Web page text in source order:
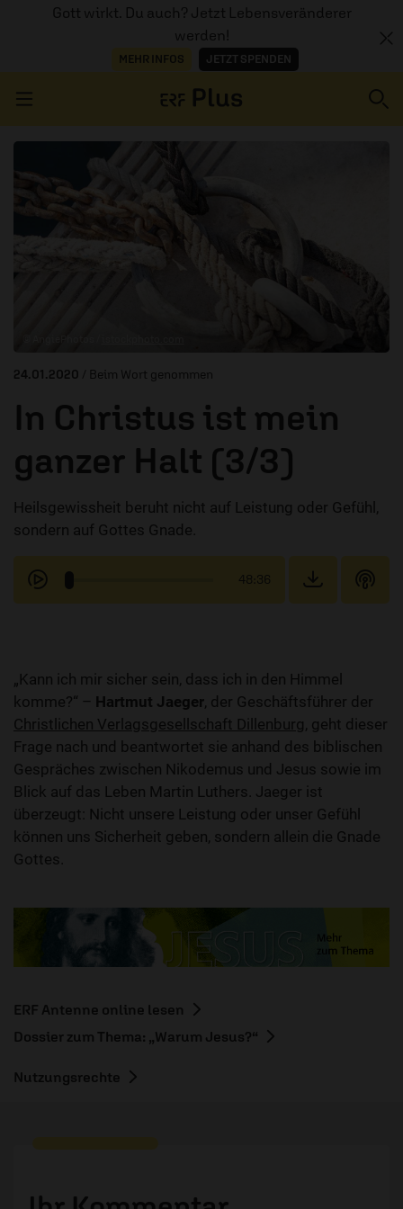
Gott wirkt. Du auch? Jetzt Lebensveränderer
werden!
MEHR INFOS JETZT SPENDEN
ERZÄHL MAL
AUDIOTHEK
24.01.2020 / Beim Wort genommen
In Christus ist mein
ganzer Halt (3/3)
Heilsgewissheit beruht nicht auf Leistung oder Gefühl,
sondern auf Gottes Gnade.
48:36
„Kann ich mir sicher sein, dass ich in den Himmel
komme?“ – Hartmut Jaeger, der Geschäftsführer der
Christlichen Verlagsgesellschaft Dillenburg, geht dieser
Frage nach und beantwortet sie anhand des biblischen
Gespräches zwischen Nikodemus und Jesus sowie im
Blick auf das Leben Martin Luthers. Jaeger ist
überzeugt: Nicht unsere Leistung oder unser Gefühl
können uns Sicherheit geben, sondern allein die Gnade
Gottes.
ERF Antenne online lesen
Dossier zum Thema: „Warum Jesus?“
Nutzungsrechte